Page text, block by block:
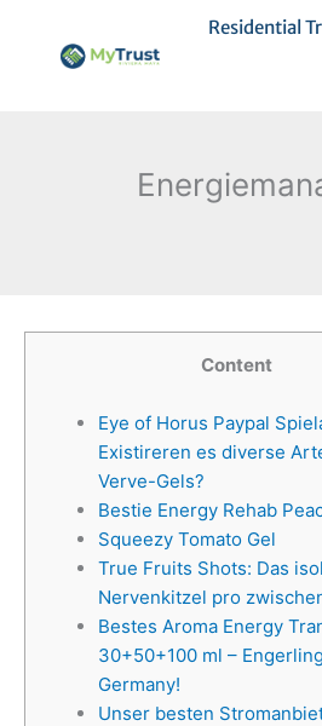
contenido
Residential
Content
Eye of Horus Paypal
Existireren es diverse
Verve-Gels?
Bestie Energy Rehab
Squeezy Tomato Gel
True Fruits Shots: Das
Nervenkitzel pro
Bestes Aroma Energy
30+50+100 ml –
Germany!
Unser besten